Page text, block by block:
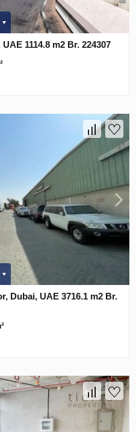
1114.8 m2 Br. 224307
Dubai, UAE 3716.1 m2 Br.